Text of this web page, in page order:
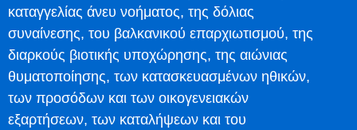
καταγγελίας άνευ νοήματος, της δόλιας
συναίνεσης, του βαλκανικού επαρχιωτισμού, της
διαρκούς βιοτικής υποχώρησης, της αιώνιας
θυματοποίησης, των κατασκευασμένων ηθικών,
των προσόδων και των οικογενειακών
εξαρτήσεων, των καταλήψεων και του